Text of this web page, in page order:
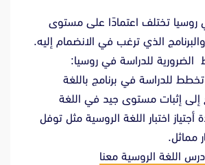
تختلف اعتمادًا على مستوى
الذي ترغب في الانضمام إليه.
للدراسة في روسيا:
تخطط للدراسة في برنامج باللغة
إلى إثبات مستوى جيد في اللغة
اختبار اللغة الروسية مثل توفل
اللغة الروسية معنا